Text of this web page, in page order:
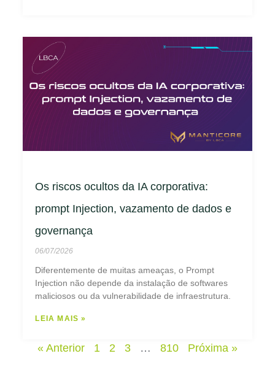
Os riscos ocultos da IA corporativa:
prompt Injection, vazamento de dados e
governança
06/07/2026
Diferentemente de muitas ameaças, o Prompt
Injection não depende da instalação de softwares
maliciosos ou da vulnerabilidade de infraestrutura.
LEIA MAIS »
« Anterior 1 2 3 … 810 Próxima »